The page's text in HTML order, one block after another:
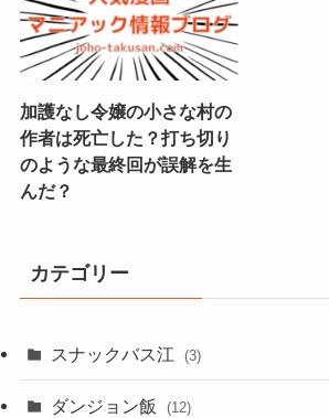
加護なし令嬢の小さな村の
作者は死亡した？打ち切り
のような最終回が誤解を生
んだ？
カテゴリー
スナックバス江 (3)
ダンジョン飯 (12)